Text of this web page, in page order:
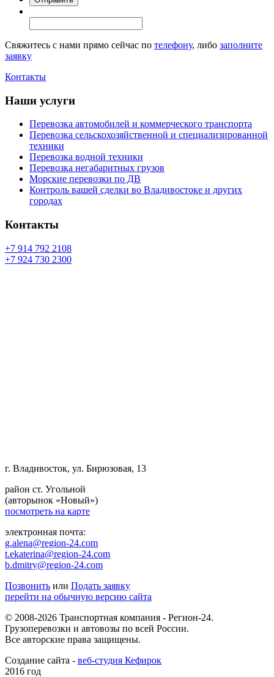
Свяжитесь с нами прямо сейчас по телефону, либо заполните
заявку
Контакты
Наши услуги
Перевозка автомобилей и коммерческого транспорта
Перевозка сельскохозяйственной и специализированной
техники
Перевозка водной техники
Перевозка негабаритных грузов
Морские перевозки по ДВ
Контроль вашей сделки во Владивостоке и других
городах
Контакты
+7 914 792 2108
+7 924 730 2300
г. Владивосток, ул. Бирюзовая, 13
район ст. Угольной
(авторынок «Новый»)
посмотреть на карте
электронная почта:
g.alena@region-24.com
t.ekaterina@region-24.com
b.dmitry@region-24.com
Позвонить или Подать заявку
перейти на обычную версию сайта
© 2008-2026 Транспортная компания - Регион-24.
Грузоперевозки и автовозы по всей России.
Все авторские права защищены.
Создание сайта - веб-студия Кефирок
2016 год